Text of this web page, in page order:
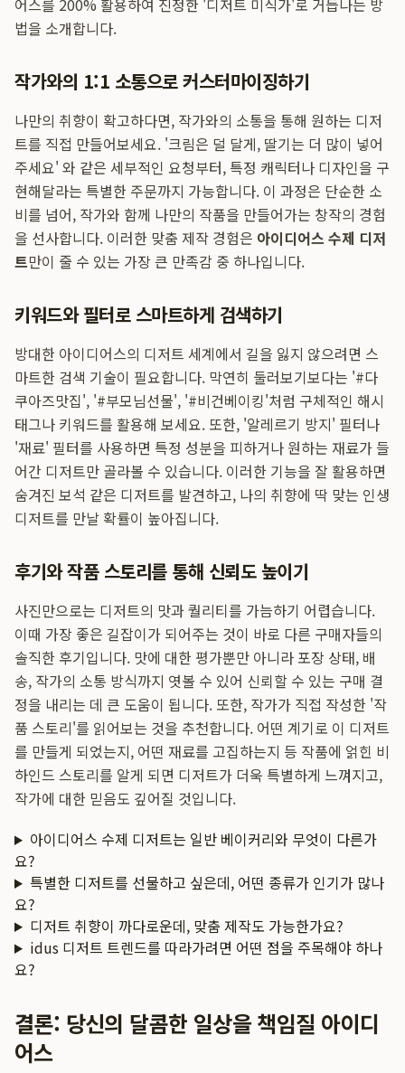
어스를 200% 활용하여 진정한 '디저트 미식가'로 거듭나는 방
법을 소개합니다.
작가와의 1:1 소통으로 커스터마이징하기
나만의 취향이 확고하다면, 작가와의 소통을 통해 원하는 디저
트를 직접 만들어보세요. '크림은 덜 달게, 딸기는 더 많이 넣어
주세요' 와 같은 세부적인 요청부터, 특정 캐릭터나 디자인을 구
현해달라는 특별한 주문까지 가능합니다. 이 과정은 단순한 소
비를 넘어, 작가와 함께 나만의 작품을 만들어가는 창작의 경험
을 선사합니다. 이러한 맞춤 제작 경험은 아이디어스 수제 디저
트만이 줄 수 있는 가장 큰 만족감 중 하나입니다.
키워드와 필터로 스마트하게 검색하기
방대한 아이디어스의 디저트 세계에서 길을 잃지 않으려면 스
마트한 검색 기술이 필요합니다. 막연히 둘러보기보다는 '#다
쿠아즈맛집', '#부모님선물', '#비건베이킹'처럼 구체적인 해시
태그나 키워드를 활용해 보세요. 또한, '알레르기 방지' 필터나
'재료' 필터를 사용하면 특정 성분을 피하거나 원하는 재료가 들
어간 디저트만 골라볼 수 있습니다. 이러한 기능을 잘 활용하면
숨겨진 보석 같은 디저트를 발견하고, 나의 취향에 딱 맞는 인생
디저트를 만날 확률이 높아집니다.
후기와 작품 스토리를 통해 신뢰도 높이기
사진만으로는 디저트의 맛과 퀄리티를 가늠하기 어렵습니다.
이때 가장 좋은 길잡이가 되어주는 것이 바로 다른 구매자들의
솔직한 후기입니다. 맛에 대한 평가뿐만 아니라 포장 상태, 배
송, 작가의 소통 방식까지 엿볼 수 있어 신뢰할 수 있는 구매 결
정을 내리는 데 큰 도움이 됩니다. 또한, 작가가 직접 작성한 '작
품 스토리'를 읽어보는 것을 추천합니다. 어떤 계기로 이 디저트
를 만들게 되었는지, 어떤 재료를 고집하는지 등 작품에 얽힌 비
하인드 스토리를 알게 되면 디저트가 더욱 특별하게 느껴지고,
작가에 대한 믿음도 깊어질 것입니다.
아이디어스 수제 디저트는 일반 베이커리와 무엇이 다른가
요?
특별한 디저트를 선물하고 싶은데, 어떤 종류가 인기가 많나
요?
디저트 취향이 까다로운데, 맞춤 제작도 가능한가요?
idus 디저트 트렌드를 따라가려면 어떤 점을 주목해야 하나
요?
결론: 당신의 달콤한 일상을 책임질 아이디
어스